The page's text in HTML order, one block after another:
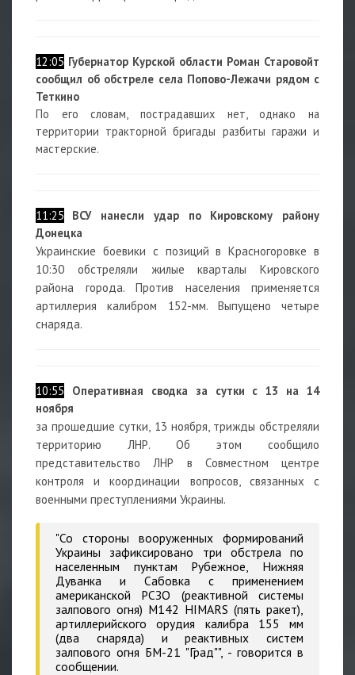
12:05 Губернатор Курской области Роман Старовойт
сообщил об обстреле села Попово-Лежачи рядом с
Теткино
По его словам, пострадавших нет, однако на
территории тракторной бригады разбиты гаражи и
мастерские.
11:25
ВСУ нанесли удар по Кировскому району
Донецка
Украинские боевики с позиций в Красногоровке в
10:30 обстреляли жилые кварталы Кировского
района города. Против населения применяется
артиллерия калибром 152-мм. Выпущено четыре
снаряда.
10:55
Оперативная сводка за сутки с 13 на 14
ноября
за прошедшие сутки, 13 ноября, трижды обстреляли
территорию ЛНР. Об этом сообщило
представительство ЛНР в Совместном центре
контроля и координации вопросов, связанных с
военными преступлениями Украины.
"Со стороны вооруженных формирований
Украины зафиксировано три обстрела по
населенным пунктам Рубежное, Нижняя
Дуванка и Сабовка с применением
американской РСЗО (реактивной системы
залпового огня) M142 HIMARS (пять ракет),
артиллерийского орудия калибра 155 мм
(два снаряда) и реактивных систем
залпового огня БМ-21 "Град"", - говорится в
сообщении.